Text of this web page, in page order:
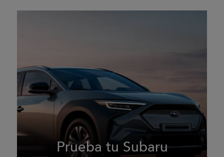
Prueba tu Subaru